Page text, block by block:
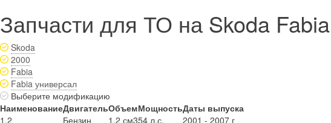
Запчасти для ТО на Skoda
Skoda
2000
Fabia
Fabia универсал
Выберите модификацию
НаименованиеДвигательОбъемМощностьДаты выпуска
1.2
Бензин 1.2 см354 л.с. 2001 - 2007 г